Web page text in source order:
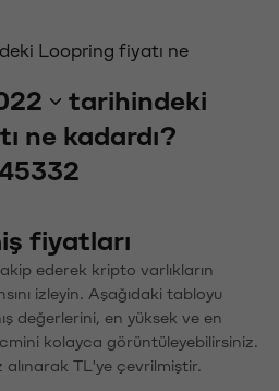
Loopring fiyatı ne
tarihindeki
ne kadardı?
fiyatları
ederek kripto varlıkların
izleyin. Aşağıdaki tabloyu
değerlerini, en yüksek ve en
kolayca görüntüleyebilirsiniz.
TL'ye çevrilmiştir.